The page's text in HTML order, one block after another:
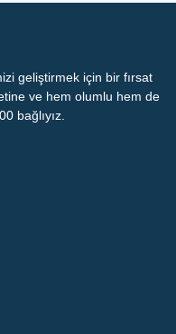
geliştirmek için bir fırsat
ve hem olumlu hem de
bağlıyız.